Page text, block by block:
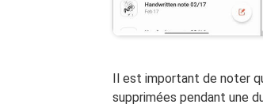
Il est important de noter
supprimées pendant une